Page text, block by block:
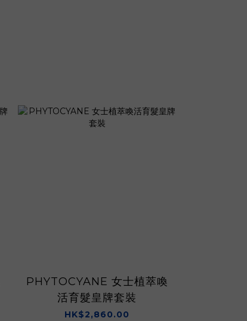
PHYTOCYANE 女士植萃喚
活育髮皇牌套裝
HK$2,860.00